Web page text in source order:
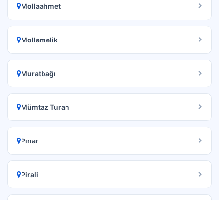
Mollaahmet
Mollamelik
Muratbağı
Mümtaz Turan
Pınar
Pirali